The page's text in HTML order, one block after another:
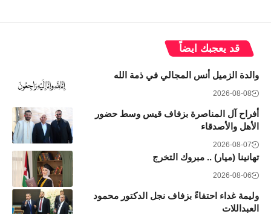
قد يعجبك ايضاً
والدة الزميل أنس المجالي في ذمة الله
2026-08-08
أفراح آل المناصرة بزفاف قيس وسط حضور
الأهل والأصدقاء
2026-08-07
تهانينا (ميار) .. مبروك التخرج
2026-08-06
وليمة غداء احتفاءً بزفاف نجل الدكتور محمود
العبداللات